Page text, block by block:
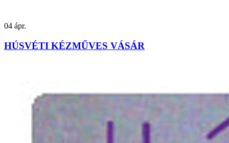
04 ápr.
HÚSVÉTI KÉZMŰVES VÁSÁR